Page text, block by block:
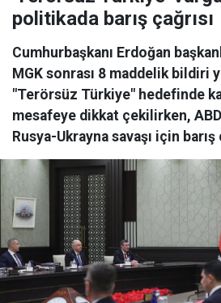
politikada barış çağrısı
Cumhurbaşkanı Erdoğan
MGK sonrası 8 maddelik bildiri
"Terörsüz Türkiye" hedefinde
mesafeye dikkat çekilirken,
Rusya-Ukrayna savaşı için barış